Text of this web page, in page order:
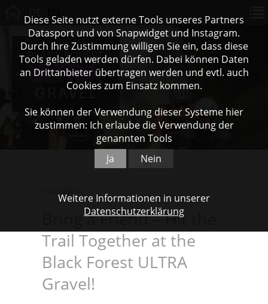
Bring a Friend – Hit the
Trail Together at the
Black Forest ULTRA
Gravel!
Diese Seite nutzt externe Tools unseres Partners
Datasport und von Snapwidget und Instagram.
Durch Ihre Zustimmung willigen Sie ein, dass diese
Tools geladen werden dürfen. Dabei können Daten
an Drittanbieter übertragen werden und evtl. auch
Cookies zum Einsatz kommen.
Sie können der Verwendung dieser Systeme hier
zustimmen: Ich erlaube die Verwendung der
genannten Tools
Ja
Nein
Weitere Informationen in unserer
Datenschutzerklärung